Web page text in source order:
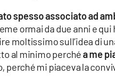
spesso associato ad
ormai da due anni e
moltissimo sull’idea di
al minimo perchéa me
perché mi piaceva la